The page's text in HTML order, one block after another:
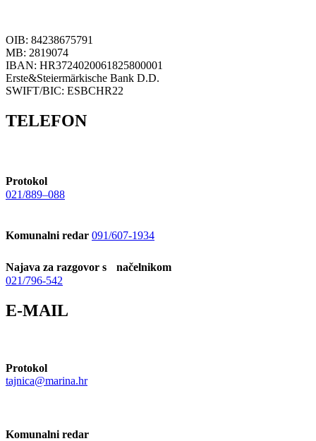
OIB: 84238675791
MB: 2819074
IBAN: HR3724020061825800001
Erste&Steiermärkische Bank D.D.
SWIFT/BIC: ESBCHR22
TELEFON
Protokol
021/889–088
Komunalni redar 091/607-1934
Najava za razgovor s načelnikom
021/796-542
E-MAIL
Protokol
tajnica@marina.hr
Komunalni redar